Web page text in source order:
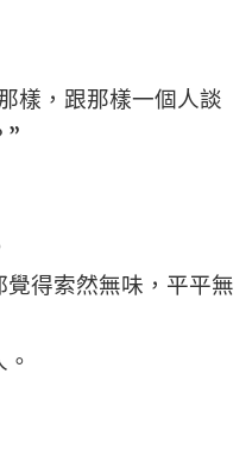
樣，跟那樣一個人談
”
得索然無味，平平無